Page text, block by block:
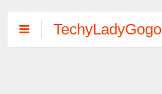
TechyLadyGogo